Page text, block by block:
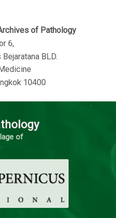
of Pathology
6,
BLD.
10400
of